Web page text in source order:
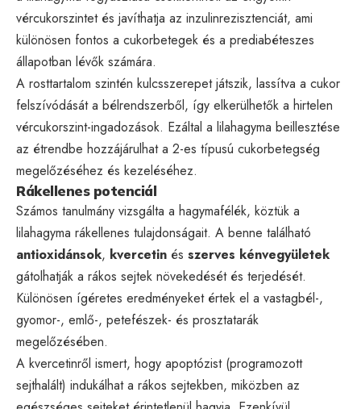
vércukorszintet és javíthatja az inzulinrezisztenciát, ami
különösen fontos a cukorbetegek és a prediabéteszes
állapotban lévők számára.
A rosttartalom szintén kulcsszerepet játszik, lassítva a cukor
felszívódását a bélrendszerből, így elkerülhetők a hirtelen
vércukorszint-ingadozások. Ezáltal a lilahagyma beillesztése
az étrendbe hozzájárulhat a 2-es típusú cukorbetegség
megelőzéséhez és kezeléséhez.
Rákellenes potenciál
Számos tanulmány vizsgálta a hagymafélék, köztük a
lilahagyma rákellenes tulajdonságait. A benne található
antioxidánsok, kvercetin és szerves kénvegyületek
gátolhatják a rákos sejtek növekedését és terjedését.
Különösen ígéretes eredményeket értek el a vastagbél-,
gyomor-, emlő-, petefészek- és prosztatarák
megelőzésében.
A kvercetinről ismert, hogy apoptózist (programozott
sejthalált) indukálhat a rákos sejtekben, miközben az